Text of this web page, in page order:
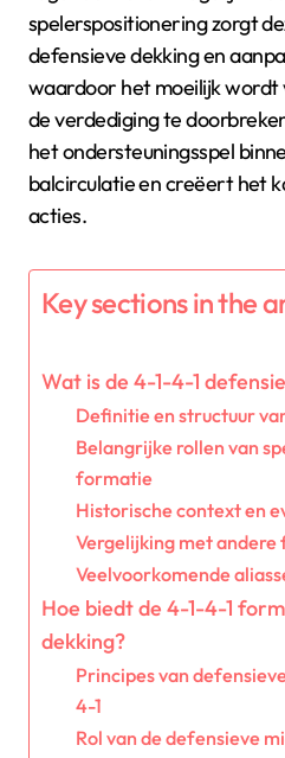
spelerspositionering zorgt
defensieve dekking en
waardoor het moeilijk
de verdediging te
het ondersteuningsspel
balcirculatie en creëert het
acties.
Key sections in the
Wat is de 4-1-4-1
Definitie en structuur
Belangrijke rollen van
formatie
Historische context en
Vergelijking met
Veelvoorkomende
Hoe biedt de 4-1-4-1
dekking?
Principes van
4-1
Rol van de defensieve